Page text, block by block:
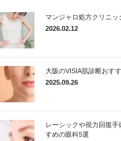
マンジャロ処方クリニッ
2026.02.12
大阪のVISIA肌診断おす
2025.09.26
レーシックや視力回復
すめの眼科5選